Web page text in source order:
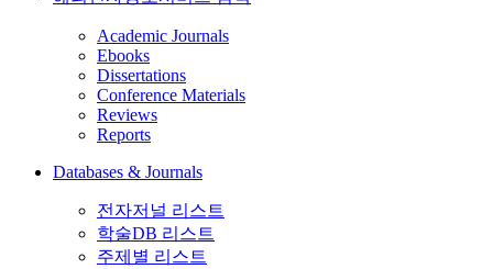
Academic Journals
Ebooks
Dissertations
Conference Materials
Reviews
Reports
Databases & Journals
전자저널 리스트
학술DB 리스트
주제별 리스트